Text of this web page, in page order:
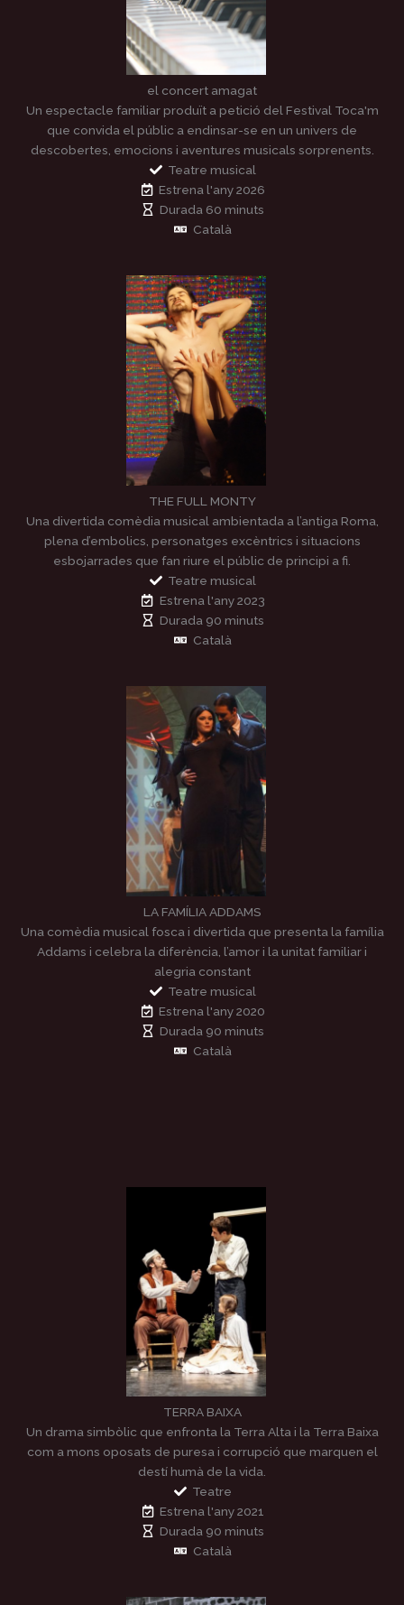
el concert amagat
Un espectacle familiar produït a petició del Festival Toca'm
que convida el públic a endinsar-se en un univers de
descobertes, emocions i aventures musicals sorprenents.
Teatre musical
Estrena l'any 2026
Durada 60 minuts
Català
THE FULL MONTY
Una divertida comèdia musical ambientada a l’antiga Roma,
plena d’embolics, personatges excèntrics i situacions
esbojarrades que fan riure el públic de principi a fi.
Teatre musical
Estrena l'any 2023
Durada 90 minuts
Català
LA FAMÍLIA ADDAMS
Una comèdia musical fosca i divertida que presenta la família
Addams i celebra la diferència, l’amor i la unitat familiar i
alegria constant
Teatre musical
Estrena l'any 2020
Durada 90 minuts
Català
TERRA BAIXA
Un drama simbòlic que enfronta la Terra Alta i la Terra Baixa
com a mons oposats de puresa i corrupció que marquen el
destí humà de la vida.
Teatre
Estrena l'any 2021
Durada 90 minuts
Català